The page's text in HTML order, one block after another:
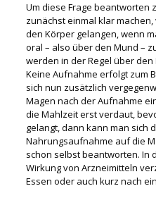
Um diese Frage beantworten
zunächst einmal klar
den Körper gelangen, wenn
oral – also über den Mund –
werden in der Regel über
Keine Aufnahme erfolgt zum
sich nun zusätzlich
Magen nach der Aufnahme
die Mahlzeit erst verdaut,
gelangt, dann kann man sich
Nahrungsaufnahme auf die
schon selbst beantworten. In
Wirkung von Arzneimitteln
Essen oder auch kurz nach